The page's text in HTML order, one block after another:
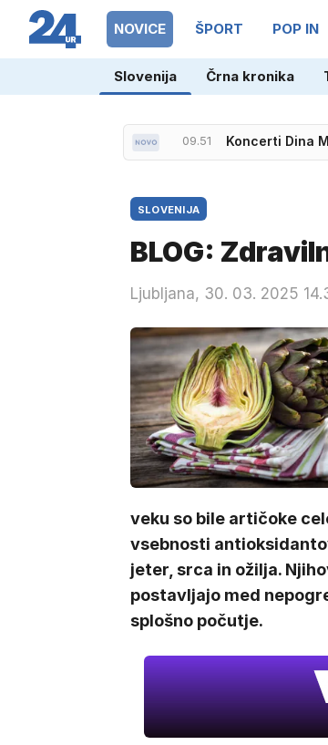
NOVICE ŠPORT POP IN
Slovenija Črna kronika
09.51 Koncerti Dina
SLOVENIJA
BLOG:
Ljubljana, 30. 03. 2025
veku so bile artičoke
vsebnosti
jeter, srca in ožilja.
postavljajo med
splošno počutje.